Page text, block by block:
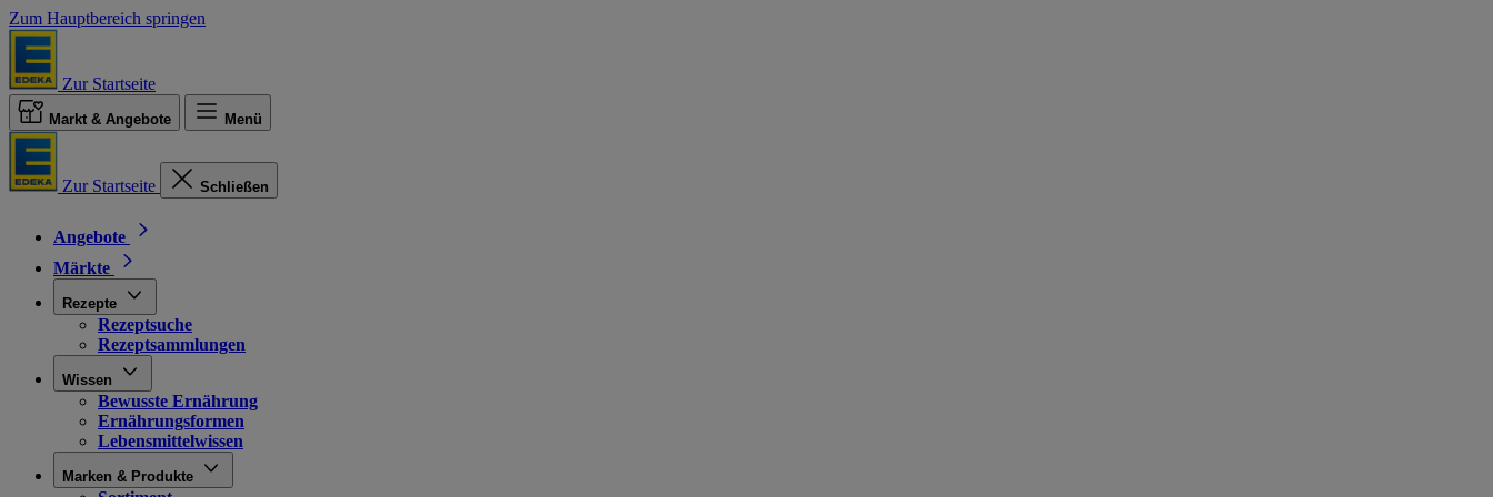
Zum Hauptbereich springen
Zur Startseite
Markt & Angebote Menü
Zur Startseite Schließen
Angebote
Märkte
Rezepte
Rezeptsuche
Rezeptsammlungen
Wissen
Bewusste Ernährung
Ernährungsformen
Lebensmittelwissen
Marken & Produkte